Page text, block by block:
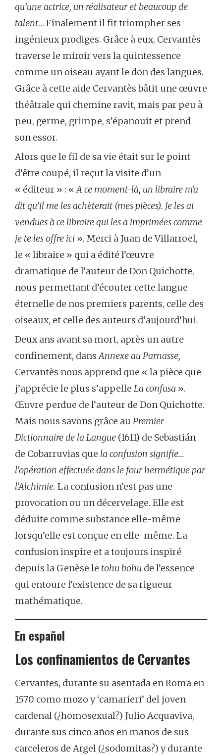
qu’une actrice, un réalisateur et beaucoup de
talent… Finalement il fit triompher ses
ingénieux prodiges. Grâce à eux, Cervantès
traverse le miroir vers la quintessence
comme un oiseau ayant le don des langues.
Grâce à cette aide Cervantès bâtit une œuvre
théâtrale qui chemine ravit, mais par peu à
peu, germe, grimpe, s’épanouit et prend
son essor.
Alors que le fil de sa vie était sur le point
d’être coupé, il reçut la visite d’un
« éditeur » : «A ce moment-là, un libraire m’a
dit qu’il me les achèterait (mes pièces). Je les ai
vendues à ce libraire qui les a imprimées comme
je te les offre ici ». Merci à Juan de Villarroel,
le « libraire » qui a édité l’œuvre
dramatique de l’auteur de Don Quichotte,
nous permettant d’écouter cette langue
éternelle de nos premiers parents, celle des
oiseaux, et celle des auteurs d’aujourd’hui.
Deux ans avant sa mort, après un autre
confinement, dansAnnexe au Parnasse,
Cervantès nous apprend que « la pièce que
j’apprécie le plus s’appelle La confusa ».
Œuvre perdue de l’auteur de Don Quichotte.
Mais nous savons grâce au Premier
Dictionnaire de la Langue (1611) de Sebastián
de Cobarruvias que la confusion signifie…
l’opération effectuée dans le fourhermétique par
l’Alchimie. La confusion n’est pas une
provocation ou un décervelage. Elle est
déduite comme substance elle-même
lorsqu’elle est conçue en elle-même. La
confusion inspire et a toujours inspiré
depuis la Genèse le tohu bohu de l’essence
qui entoure l’existence de sa rigueur
mathématique.
En español
Los confinamientos de Cervantes
Cervantes, durante su asentada en Roma en
1570 como mozo y ‘camarieri’ del joven
cardenal (¿homosexual?) Julio Acquaviva,
durante sus cinco años en manos de sus
carceleros de Argel (¿sodomitas?) y durante